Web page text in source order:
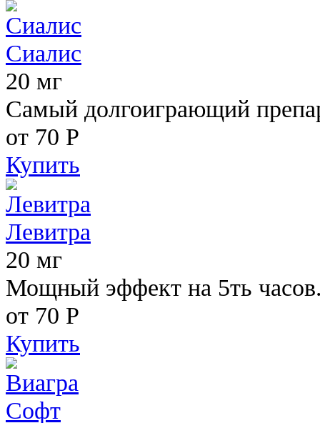
Сиалис
20 мг
Самый долгоиграющий
от 70 Р
Купить
Левитра
20 мг
Мощный эффект на 5ть
от 70 Р
Купить